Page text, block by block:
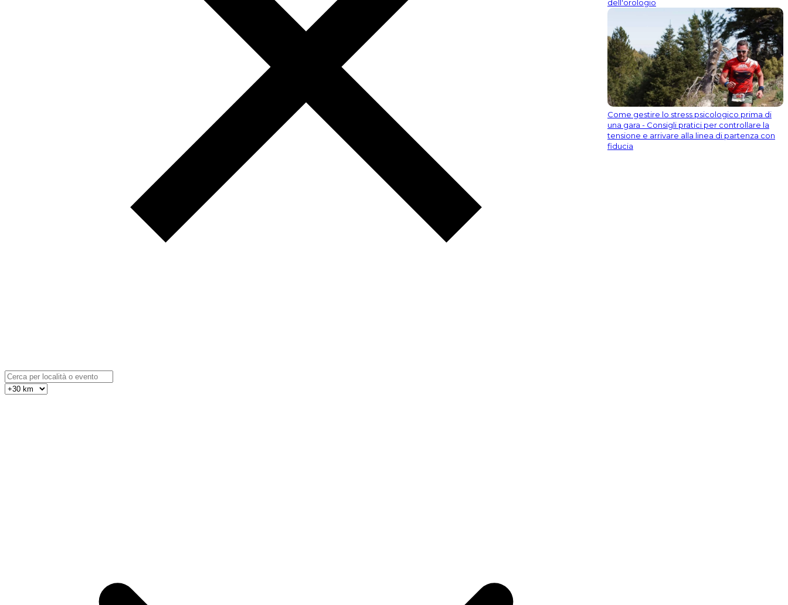
dell'orologio
Come gestire lo stress psicologico prima di
una gara - Consigli pratici per controllare la
tensione e arrivare alla linea di partenza con
fiducia